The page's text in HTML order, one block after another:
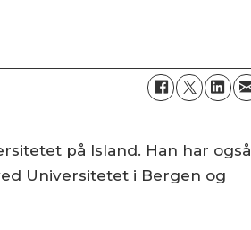
på Island. Han har også
Universitetet i Bergen og